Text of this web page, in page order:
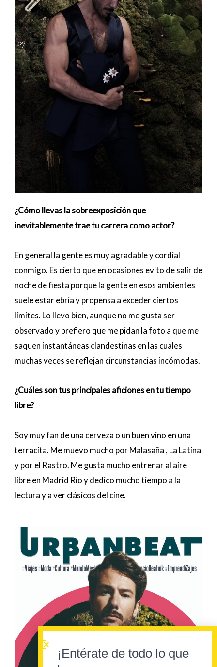
¿Cómo llevas la sobreexposición que
inevitablemente trae tu carrera como actor?
En general la gente es muy agradable y cordial
conmigo. Es cierto que en ocasiones evito de salir de
noche de fiesta porque la gente en esos ambientes
suele estar ebria y propensa a exceder ciertos
límites. Lo llevo bien, aunque no me gusta ser
observado y prefiero que me pidan la foto a que me
saquen instantáneas clandestinas en las cuales
muchas veces se reflejan circunstancias incómodas.
¿Cuáles son tus principales aficiones en tu tiempo
libre?
Soy muy fan de una cerveza o un buen vino en una
terracita. Me muevo mucho por Malasaña , La Latina
y por el Rastro. Me gusta mucho entrenar al aire
libre en Madrid Río y dedico mucho tiempo a la
lectura y a ver clásicos del cine.
¡Entérate de todo lo que